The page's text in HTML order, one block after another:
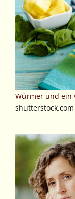
Würmer und ein
shutterstock.com